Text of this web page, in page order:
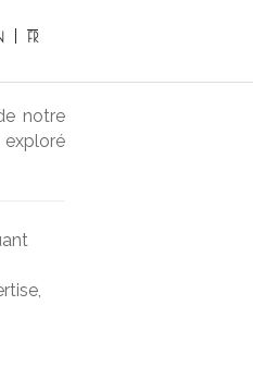
FR
notre